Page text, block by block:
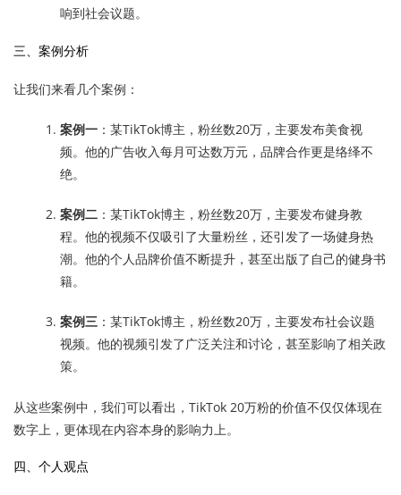
响到社会议题。
三、案例分析
让我们来看几个案例：
案例一 ：某TikTok博主，粉丝数20万，主要发布美食视
频。他的广告收入每月可达数万元，品牌合作更是络绎不
绝。
案例二 ：某TikTok博主，粉丝数20万，主要发布健身教
程。他的视频不仅吸引了大量粉丝，还引发了一场健身热
潮。他的个人品牌价值不断提升，甚至出版了自己的健身书
籍。
案例三 ：某TikTok博主，粉丝数20万，主要发布社会议题
视频。他的视频引发了广泛关注和讨论，甚至影响了相关政
策。
从这些案例中，我们可以看出，TikTok 20万粉的价值不仅仅体现在
数字上，更体现在内容本身的影响力上。
四、个人观点